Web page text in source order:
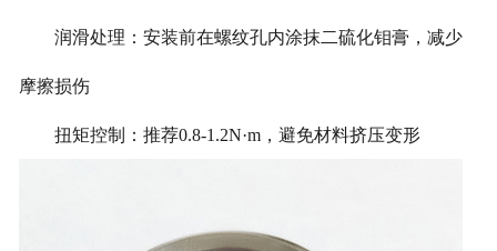
润滑处理：安装前在螺纹孔内涂抹二硫化钼膏，减少
摩擦损伤
扭矩控制：推荐0.8-1.2N·m，避免材料挤压变形